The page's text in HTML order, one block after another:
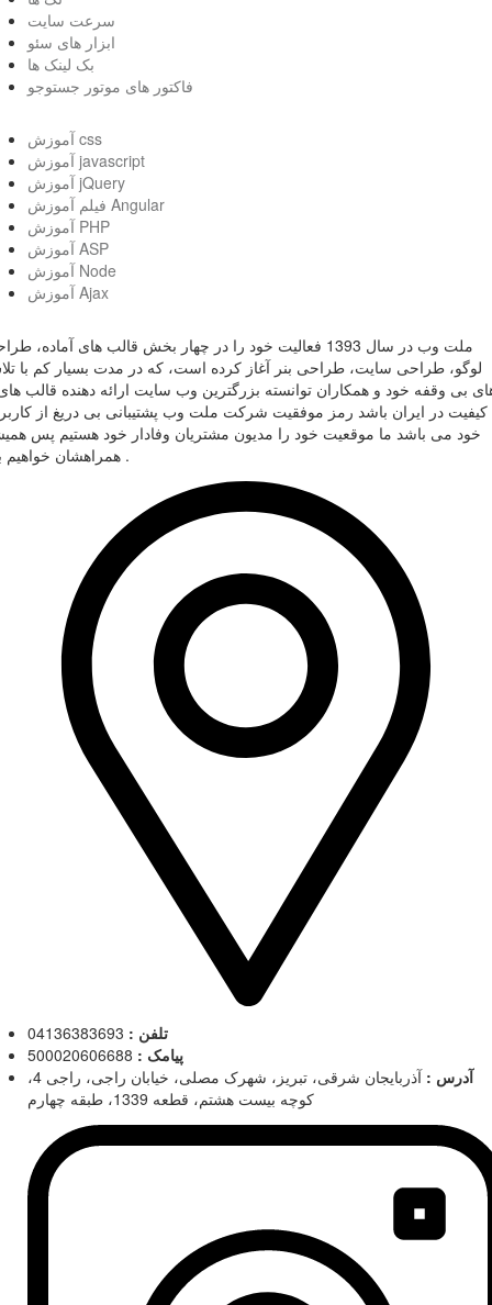
سرعت سایت
ابزار های سئو
بک لینک ها
فاکتور های موتور جستوجو
آموزش css
آموزش javascript
آموزش jQuery
فیلم آموزش Angular
آموزش PHP
آموزش ASP
آموزش Node
آموزش Ajax
ملت وب در سال 1393 فعالیت خود را در چهار بخش قالب های آماده،
لوگو، طراحی سایت، طراحی بنر آغاز کرده است، که در مدت بسیار کم با
بی وقفه خود و همکاران توانسته بزرگترین وب سایت ارائه دهنده قالب
کیفیت در ایران باشد رمز موفقیت شرکت ملت وب پشتیبانی بی دریغ از
خود می باشد ما موقعیت خود را مدیون مشتریان وفادار خود هستیم پس
همراهشان خواهیم بود .
تلفن :
پیامک :
آدرس :
آذربایجان شرقی، تبریز، شهرک مصلی، خیابان راجی، راجی 4،
کوچه بیست هشتم، قطعه 1339، طبقه چهارم